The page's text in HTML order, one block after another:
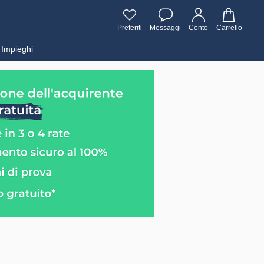
Preferiti Messaggi Conto Carrello
Impieghi